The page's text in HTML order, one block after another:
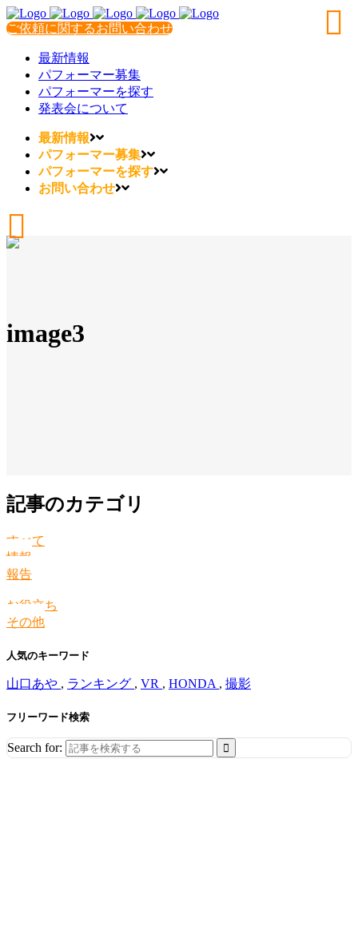
ご依頼に関するお問い合わせ
最新情報
パフォーマー募集
パフォーマーを探す
発表会について
最新情報
パフォーマー募集
パフォーマーを探す
お問い合わせ
image3
記事のカテゴリ
すべて
情報
報告
お役立ち
その他
人気のキーワード
山口あや , ランキング , VR , HONDA , 撮影
フリーワード検索
Search for: